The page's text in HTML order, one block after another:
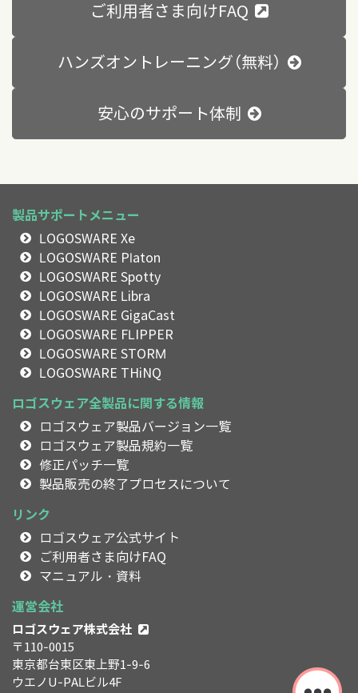
ご利用者さま向けFAQ
ハンズオントレーニング（無料）
安心のサポート体制
製品サポートメニュー
LOGOSWARE Xe
LOGOSWARE Platon
LOGOSWARE Spotty
LOGOSWARE Libra
LOGOSWARE GigaCast
LOGOSWARE FLIPPER
LOGOSWARE STORM
LOGOSWARE THiNQ
ロゴスウェア全製品に関する情報
ロゴスウェア製品バージョン一覧
ロゴスウェア製品規約一覧
修正パッチ一覧
製品販売の終了プロセスについて
リンク
ロゴスウェア公式サイト
ご利用者さま向けFAQ
マニュアル・資料
運営会社
ロゴスウェア株式会社
〒110-0015
東京都台東区東上野1-9-6
ウエノU-PALビル4F